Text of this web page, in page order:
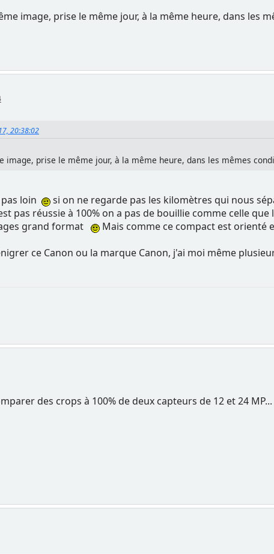
image, prise le même jour, à la même heure, dans les
20:38:02
image, prise le même jour, à la même heure, dans les mêmes
loin
si on ne regarde pas les kilomètres qui nous
pas réussie à 100% on a pas de bouillie comme celle
grand format
Mais comme ce compact est orienté
ce Canon ou la marque Canon, j'ai moi même
des crops à 100% de deux capteurs de 12 et 24 MP...